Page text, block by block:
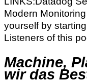
Modern
yourself by
Listeners of this
Machine,
wir das